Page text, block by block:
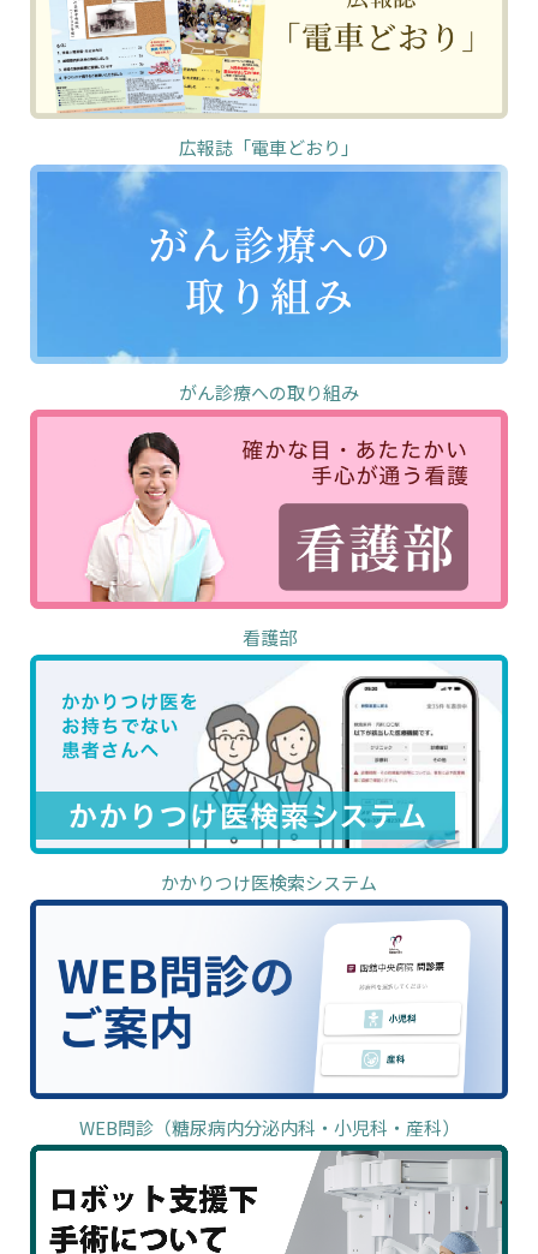
広報誌「電車どおり」
がん診療への取り組み
看護部
かかりつけ医検索システム
WEB問診（糖尿病内分泌内科・小児科・産科）